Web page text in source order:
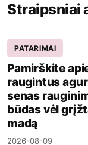
Straipsniai
PATARIMAI
Pamirškite
raugintus
senas
būdas vėl
madą
2026-08-09